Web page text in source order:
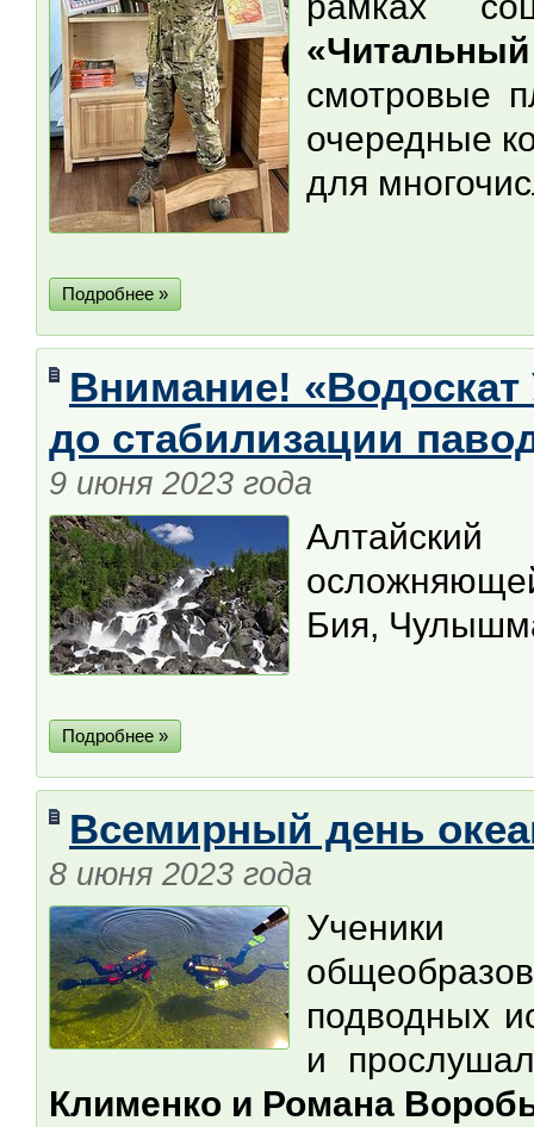
смотровые
очередные
для
Подробнее »
Внимание!
до стабилизации
9 июня 2023 года
Бия,
Подробнее »
Всемирный день
8 июня 2023 года
подводных
и
Клименко и Романа